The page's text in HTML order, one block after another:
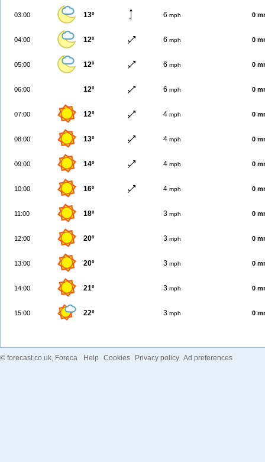
03:00 13º 6 mph 0
04:00 12º 6 mph 0
05:00 12º 6 mph 0
06:00 12º 6 mph 0
07:00 12º 4 mph 0
08:00 13º 4 mph 0
09:00 14º 4 mph 0
10:00 16º 4 mph 0
11:00 18º 3 mph 0
12:00 20º 3 mph 0
13:00 20º 3 mph 0
14:00 21º 3 mph 0
15:00 22º 3 mph 0
© forecast.co.uk, Foreca Help Cookies Privacy policy Ad preferences